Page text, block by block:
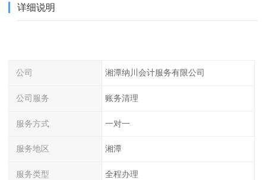
详细说明
公司 湘潭纳川会计服务有限公司
公司服务 账务清理
服务方式 一对一
服务地区 湘潭
服务类型 全程办理